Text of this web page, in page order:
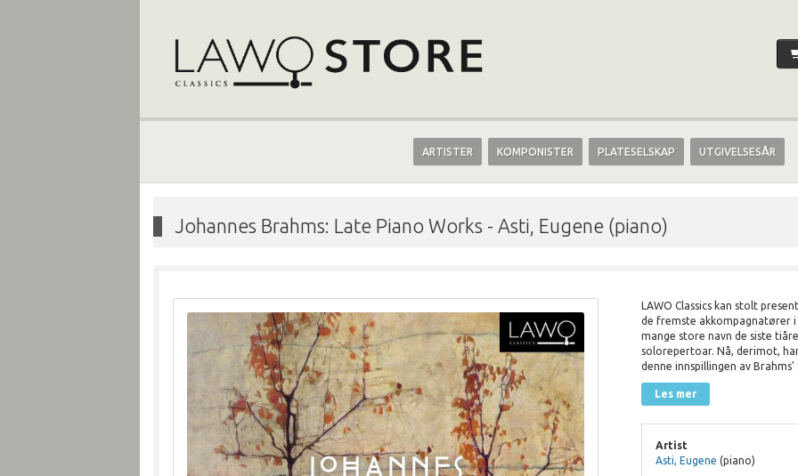
ARTISTER KOMPONISTER PLATESELSKAP UTGIVELSESÅR
Johannes Brahms: Late Piano Works - Asti, Eugene (piano)
LAWO Classics kan stolt
de fremste akkompagnatører i
mange store navn de siste
solorepertoar. Nå, derimot,
denne innspillingen av Brahms'
Les mer
Artist
Asti, Eugene (piano)